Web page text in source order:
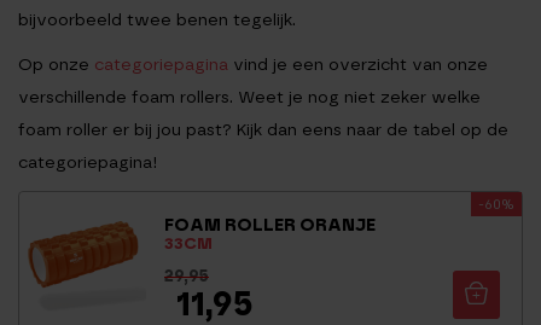
bijvoorbeeld twee benen tegelijk.
Op onze categoriepagina vind je een overzicht van onze
verschillende foam rollers. Weet je nog niet zeker welke
foam roller er bij jou past? Kijk dan eens naar de tabel op de
categoriepagina!
FOAM ROLLER ORANJE
33CM
-60%
29,95
11,95